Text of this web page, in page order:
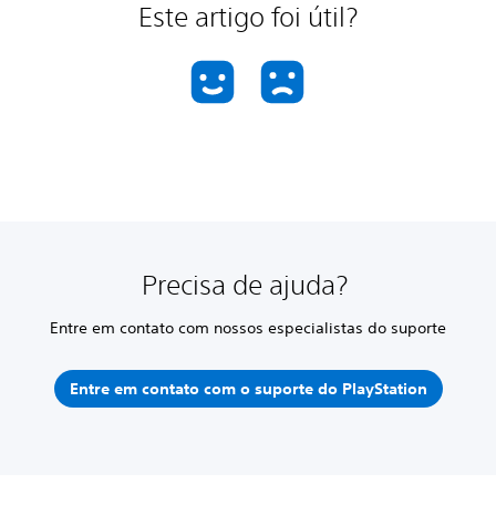
Este artigo foi útil?
Precisa de ajuda?
Entre em contato com nossos especialistas do suporte
Entre em contato com o suporte do PlayStation